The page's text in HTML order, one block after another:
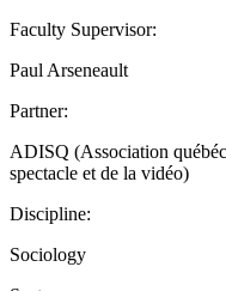
Faculty Supervisor:
Paul Arseneault
Partner:
ADISQ (Association
spectacle et de la vidéo)
Discipline:
Sociology